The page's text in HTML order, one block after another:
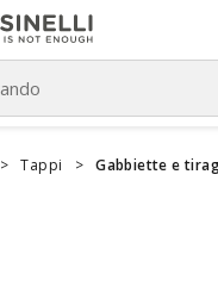
> Tappi > Gabbiette e